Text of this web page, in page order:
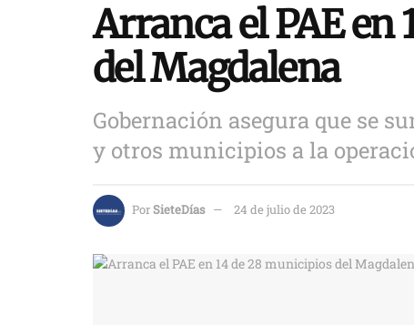
Arranca el PAE en
del Magdalena
Gobernación asegura que se
y otros municipios a la
PorSieteDías 24 de julio de 2023